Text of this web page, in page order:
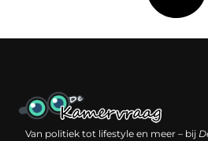
Van politiek tot lifestyle en meer – bij